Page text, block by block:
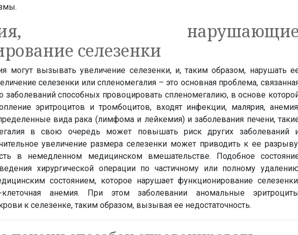
селезенки
могут вызывать увеличение селезенки, и, таким образом, нарушать
селезенки или спленомегалия – это основная проблема,
заболеваний способных провоцировать спленомегалию, в основе
эритроцитов и тромбоцитов, входят инфекции, малярия,
вида рака (лимфома и лейкемия) и заболевания печени,
в свою очередь может повышать риск других заболеваний
увеличение размера селезенки может приводить к ее
в немедленном медицинском вмешательстве. Подобное
хирургической операции по частичному или полному
состоянием, которое нарушает функционирование
клеточная анемия. При этом заболевании аномальные
к селезенке, таким образом, вызывая ее недостаточность.